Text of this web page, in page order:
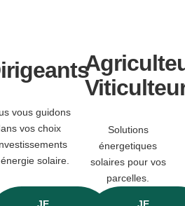
vous guidons
vos choix
solaire.
JE
Solutions
énergetiques
solaires pour vos
parcelles.
JE